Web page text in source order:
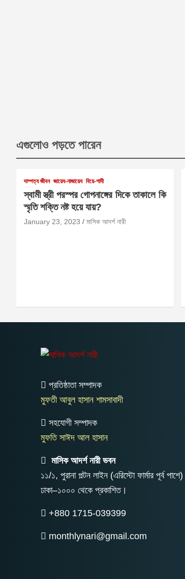
এগুলোও পড়তে পারেন
দাম্পত্য জীবন জায়েয-নাজায়েয বিয়ে-শাদী
স্বামী স্ত্রী পরস্পর গোপনাঙ্গের দিকে তাকালে কি
স্মৃতি শক্তি নষ্ট হয়ে যায়?
January 23, 2023 মাসিক আদর্শ নারী
প্রতিষ্ঠাতা সম্পাদক
মুফতী আবুল হাসান শামসাবাদী
সহযোগী সম্পাদক
মুফতি সাঈদ আল হাসান
মাসিক আদর্শ নারী ভবন
১১/১, পুরানা পল্টন লাইন (এরিস্টো ফার্মার পূর্ব পাশে)
ঢাকা–১০০০ থেকে প্রকাশিত।
+880 1715-039399
monthlynari@gmail.com